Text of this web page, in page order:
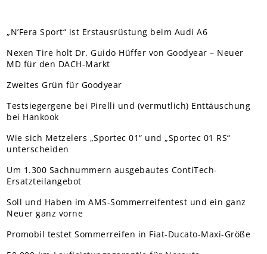
„N’Fera Sport“ ist Erstausrüstung beim Audi A6
Nexen Tire holt Dr. Guido Hüffer von Goodyear – Neuer
MD für den DACH-Markt
Zweites Grün für Goodyear
Testsiegergene bei Pirelli und (vermutlich) Enttäuschung
bei Hankook
Wie sich Metzelers „Sportec 01“ und „Sportec 01 RS“
unterscheiden
Um 1.300 Sachnummern ausgebautes ContiTech-
Ersatzteilangebot
Soll und Haben im AMS-Sommerreifentest und ein ganz
Neuer ganz vorne
Promobil testet Sommerreifen in Fiat-Ducato-Maxi-Größe